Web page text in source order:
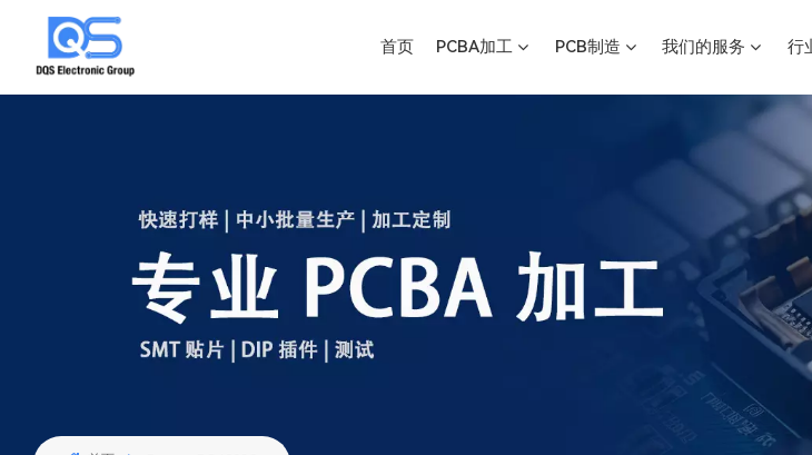
首页 PCBA加工 PCB制造 我们的服务 行